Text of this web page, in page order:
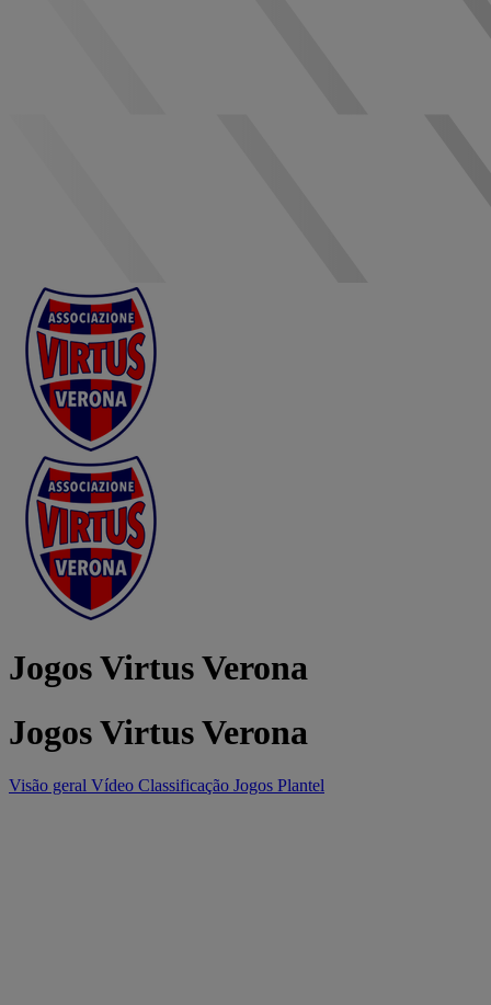
Jogos Virtus Verona
Jogos Virtus Verona
Visão geral Vídeo Classificação Jogos Plantel